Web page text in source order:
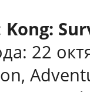
Kong:
22